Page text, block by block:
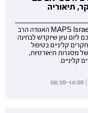
תיאוריה
מכון מפרשים לחקר והוראת הפסיכותרפיה ו- MAPS Israel האגודה הרב
ליום עיון שיוקדש לבחינה
קליניים בטיפול
מסגרות תיאורטיות,
קליניים.